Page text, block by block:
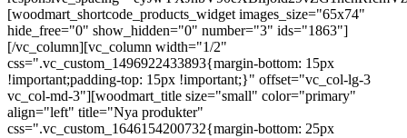
[woodmart_shortcode_products_widget images_size="65x74"
hide_free="0" show_hidden="0" number="3" ids="1863"]
[/vc_column][vc_column width="1/2"
css=".vc_custom_1496922433893{margin-bottom: 15px
!important;padding-top: 15px !important;}" offset="vc_col-lg-3
vc_col-md-3"][woodmart_title size="small" color="primary"
align="left" title="Nya produkter"
css=".vc_custom_1646154200732{margin-bottom: 25px